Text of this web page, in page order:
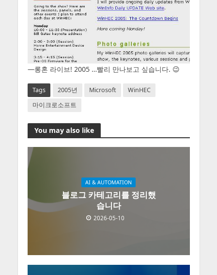
—롱혼 라이브! 2005 …빨리 만나보고 싶습니다. 😉
Tags 2005년 Microsoft
WinHEC
마이크로소프트
You may also like
AI & AUTOMATION
블로그 카테고리를 정리했
습니다
2026-05-10